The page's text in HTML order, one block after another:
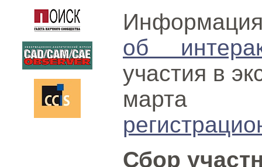
об
участия в
марта
Сбор